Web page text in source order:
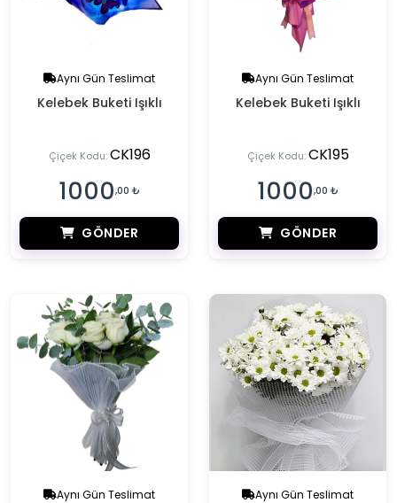
Aynı Gün Teslimat
Kelebek Buketi Işıklı
Çiçek Kodu:CK196
1000,00 ₺
GÖNDER
Aynı Gün Teslimat
Kelebek Buketi Işıklı
Çiçek Kodu:CK195
1000,00 ₺
GÖNDER
Aynı Gün Teslimat Aynı Gün Teslimat